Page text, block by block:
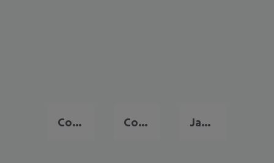
Corralejo Costa Calma Jandia